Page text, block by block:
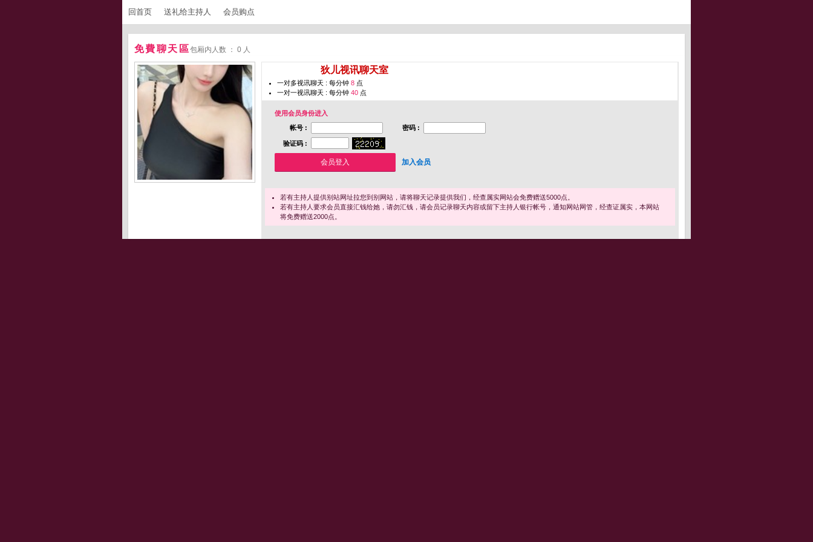
回首页 送礼给主持人 会员购点
免費聊天區包厢内人数 ： 0 人
狄儿视讯聊天室
一对多视讯聊天 : 每分钟 8 点
一对一视讯聊天 : 每分钟 40 点
使用会员身份进入
帐号 :
密码 :
验证码 :
加入会员
若有主持人提供别站网址拉您到别网站，请将聊天记录提供我们，经查属实网站会免费赠送5000点。
若有主持人要求会员直接汇钱给她，请勿汇钱，请会员记录聊天内容或留下主持人银行帐号，通知网站网管，经查证属实，本网站
将免费赠送2000点。